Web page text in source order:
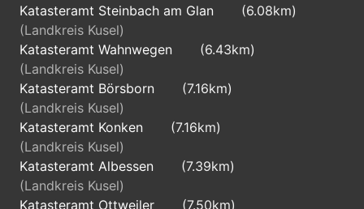
Katasteramt Steinbach am Glan
(6.08km)
(Landkreis Kusel)
Katasteramt Wahnwegen
(6.43km)
(Landkreis Kusel)
Katasteramt Börsborn
(7.16km)
(Landkreis Kusel)
Katasteramt Konken
(7.16km)
(Landkreis Kusel)
Katasteramt Albessen
(7.39km)
(Landkreis Kusel)
Katasteramt Ottweiler
(7.50km)